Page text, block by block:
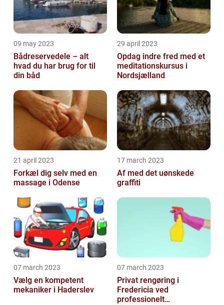
09 may 2023
Bådreservedele – alt
hvad du har brug for til
din båd
29 april 2023
Opdag indre fred med et
meditationskursus i
Nordsjælland
21 april 2023
Forkæl dig selv med en
massage i Odense
17 march 2023
Af med det uønskede
graffiti
07 march 2023
Vælg en kompetent
mekaniker i Haderslev
07 march 2023
Privat rengøring i
Fredericia ved
professionelt